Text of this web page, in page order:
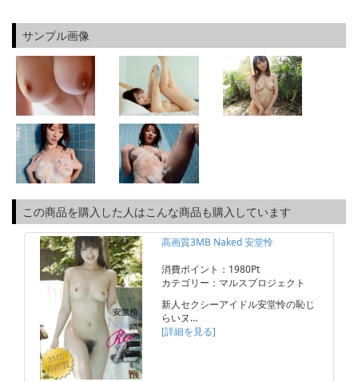
サンプル画像
この商品を購入した人はこんな商品も購入しています
高画質3MB Naked 安堂怜
消費ポイント：1980Pt
カテゴリー：マルスプロジェクト
新人セクシーアイドル安堂怜の恥じ
らいヌ…
[詳細を見る]